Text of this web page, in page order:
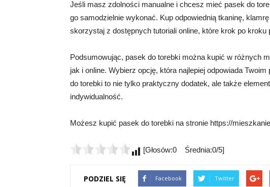
Jeśli masz zdolności manualne i chcesz mieć pasek do
go samodzielnie wykonać. Kup odpowiednią tkaninę,
skorzystaj z dostępnych tutoriali online, które krok po
Podsumowując, pasek do torebki można kupić w różnych
jak i online. Wybierz opcję, która najlepiej odpowiada
do torebki to nie tylko praktyczny dodatek, ale także
indywidualność.
Możesz kupić pasek do torebki na stronie https://
[Głosów:0 Średnia:0/5]
PODZIEL SIĘ Facebook Twitter